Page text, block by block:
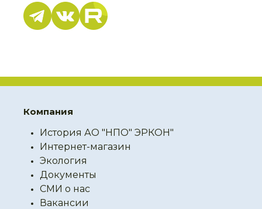
Компания
История АО "НПО" ЭРКОН"
Интернет-магазин
Экология
Документы
СМИ о нас
Вакансии